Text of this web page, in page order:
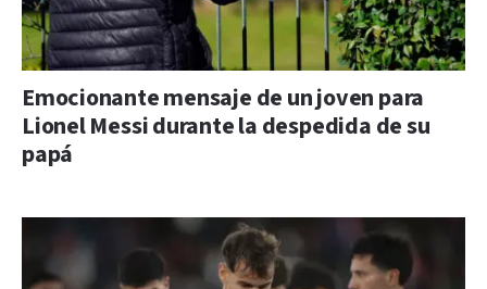
Emocionante mensaje de un joven para
Lionel Messi durante la despedida de su
papá